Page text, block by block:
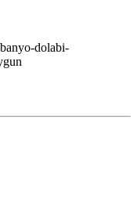
dolabi-